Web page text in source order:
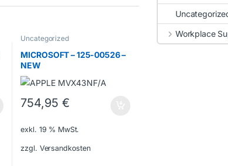
Uncategorized
MICROSOFT – 125-00526 –
NEW
754,95 €
exkl. 19 % MwSt.
zzgl. Versandkosten
Workplace